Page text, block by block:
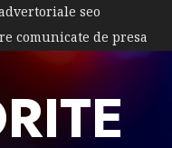
seo
comunicate de presa